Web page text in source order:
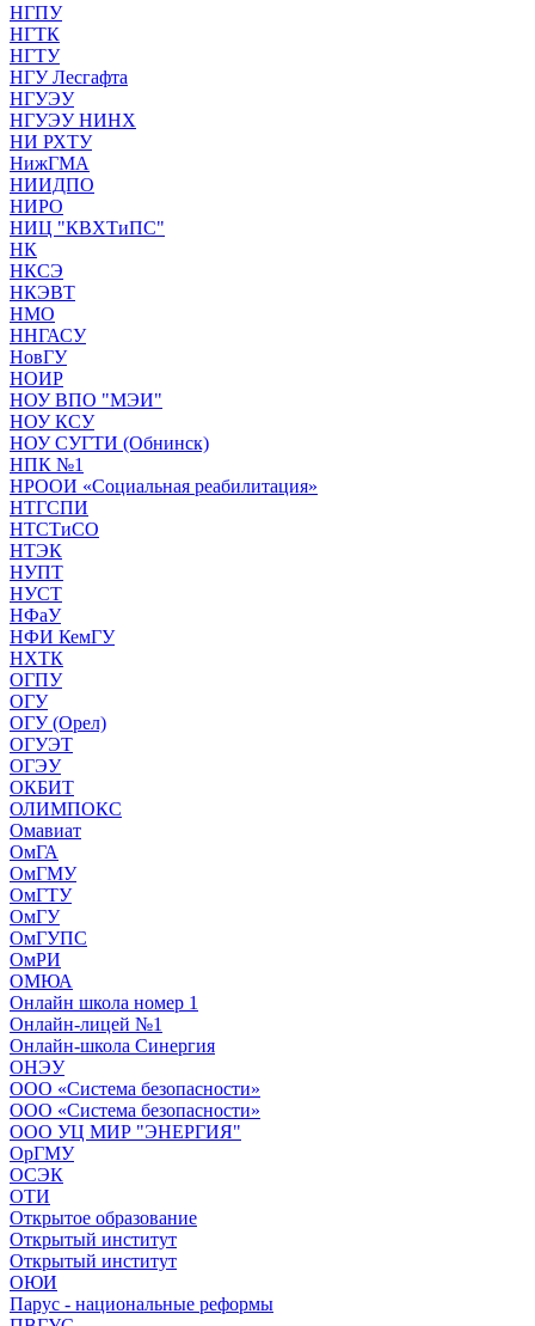
НГПУ
НГТК
НГТУ
НГУ Лесгафта
НГУЭУ
НГУЭУ НИНХ
НИ РХТУ
НижГМА
НИИДПО
НИРО
НИЦ "КВХТиПС"
НК
НКСЭ
НКЭВТ
НМО
ННГАСУ
НовГУ
НОИР
НОУ ВПО "МЭИ"
НОУ КСУ
НОУ СУГТИ (Обнинск)
НПК №1
НРООИ «Социальная реабилитация»
НТГСПИ
НТСТиСО
НТЭК
НУПТ
НУСТ
НФаУ
НФИ КемГУ
НХТК
ОГПУ
ОГУ
ОГУ (Орел)
ОГУЭТ
ОГЭУ
ОКБИТ
ОЛИМПОКС
Омавиат
ОмГА
ОмГМУ
ОмГТУ
ОмГУ
ОмГУПС
ОмРИ
ОМЮА
Онлайн школа номер 1
Онлайн-лицей №1
Онлайн-школа Синергия
ОНЭУ
ООО «Система безопасности»
ООО «Система безопасности»
ООО УЦ МИР "ЭНЕРГИЯ"
ОрГМУ
ОСЭК
ОТИ
Открытое образование
Открытый институт
Открытый институт
ОЮИ
Парус - национальные реформы